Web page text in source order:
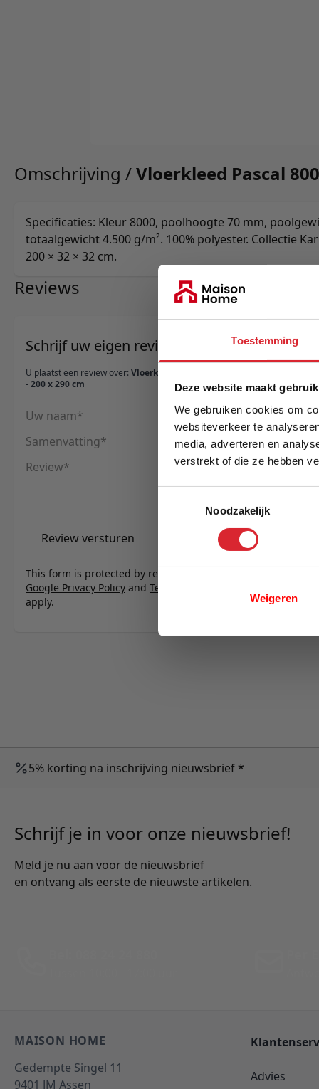
Toestemming
Deze website maakt
We gebruiken cookies om
websiteverkeer te
media, adverteren en
verstrekt of die ze hebben
Noodzakelijk
Weigeren
Omschrijving /Vloerkleed Pascal
Specificaties: Kleur 8000, poolhoogte 70 mm,
totaalgewicht 4.500 g/m². 100% polyester. Collectie
200 × 32 × 32 cm.
Reviews
Schrijf uw eigen review
U plaatst een review over: Vloerkleed Pascal 8000
- 200 x 290 cm
Uw naam
Samenvatting
Review
Review versturen
This form is protected by reCAPTCHA - the
Google Privacy Policy and Terms of Service
apply.
5% korting na inschrijving nieuwsbrief *
Schrijf je in voor onze nieuwsbrief!
Meld je nu aan voor de nieuwsbrief
en ontvang als eerste de nieuwste artikelen.
MAISON HOME
Gedempte Singel 11
9401 JM Assen
Advies